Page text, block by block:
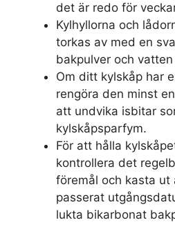
det är redo för
Kylhyllorna och
torkas av med en
bakpulver och
Om ditt kylskåp har
rengöra den minst
att undvika isbitar
kylskåpsparfym.
För att hålla
kontrollera det
föremål och kasta ut
passerat
lukta bikarbonat